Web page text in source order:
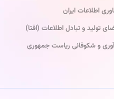
اطلاعات ایران
تولید و تبادل اطلاعات (افتا)
و شکوفائی ریاست جمهوری